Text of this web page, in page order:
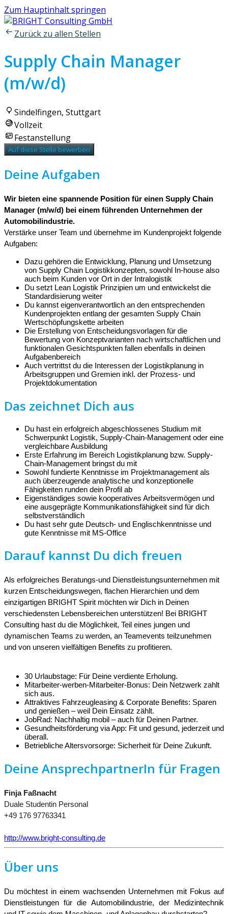
Zum Hauptinhalt springen
Zurück zu allen Stellen
Supply Chain Manager
(m/w/d)
Sindelfingen, Stuttgart
Vollzeit
Festanstellung
Auf diese Stelle bewerben
Deine Aufgaben
Wir bieten eine spannende Position für einen Supply Chain
Manager (m/w/d) bei einem führenden Unternehmen der
Automobilindustrie.
Verstärke unser Team und übernehme im Kundenprojekt folgende
Aufgaben:
Dazu gehören die Entwicklung, Planung und Umsetzung
von Supply Chain Logistikkonzepten, sowohl In-house also
auch beim Kunden vor Ort in der Intralogistik
Du setzt Lean Logistik Prinzipien um und entwickelst die
Standardisierung weiter
Du kannst eigenverantwortlich an den entsprechenden
Kundenprojekten entlang der gesamten Supply Chain
Wertschöpfungskette arbeiten
Die Erstellung von Entscheidungsvorlagen für die
Bewertung von Konzeptvarianten nach wirtschaftlichen und
funktionalen Gesichtspunkten fallen ebenfalls in deinen
Aufgabenbereich
Auch vertrittst du die Interessen der Logistikplanung in
Arbeitsgruppen und Gremien inkl. der Prozess- und
Projektdokumentation
Das zeichnet Dich aus
Du hast ein erfolgreich abgeschlossenes Studium mit
Schwerpunkt Logistik, Supply-Chain-Management oder eine
vergleichbare Ausbildung
Erste Erfahrung im Bereich Logistikplanung bzw. Supply-
Chain-Management bringst du mit
Sowohl fundierte Kenntnisse im Projektmanagement als
auch überzeugende analytische und konzeptionelle
Fähigkeiten runden dein Profil ab
Eigenständiges sowie kooperatives Arbeitsvermögen und
eine ausgeprägte Kommunikationsfähigkeit sind für dich
selbstverständlich
Du hast sehr gute Deutsch- und Englischkenntnisse und
gute Kenntnisse mit MS-Office
Darauf kannst Du dich freuen
Als erfolgreiches Beratungs-und Dienstleistungsunternehmen mit
kurzen Entscheidungswegen, flachen Hierarchien und dem
einzigartigen BRIGHT Spirit möchten wir Dich in Deinen
verschiedensten Lebensbereichen unterstützen! Bei BRIGHT
Consulting hast du die Möglichkeit, Teil eines jungen und
dynamischen Teams zu werden, an Teamevents teilzunehmen
und von unseren vielfältigen Benefits zu profitieren.
30 Urlaubstage: Für Deine verdiente Erholung.
Mitarbeiter-werben-Mitarbeiter-Bonus: Dein Netzwerk zahlt
sich aus.
Attraktives Fahrzeugleasing & Corporate Benefits: Sparen
und genießen – weil Dein Einsatz zählt.
JobRad: Nachhaltig mobil – auch für Deinen Partner.
Gesundheitsförderung via App: Fit und gesund, jederzeit und
überall.
Betriebliche Altersvorsorge: Sicherheit für Deine Zukunft.
Deine AnsprechpartnerIn für Fragen
Finja Faßnacht
Duale Studentin Personal
+49 176 97763341
http://www.bright-consulting.de
Über uns
Du möchtest in einem wachsenden Unternehmen mit Fokus auf
Dienstleistungen für die Automobilindustrie, der Medizintechnik